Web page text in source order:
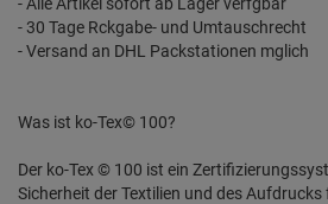
- 30 Tage Rckgabe- und Umtauschrecht
- Versand an DHL Packstationen mglich
Was ist ko-Tex© 100?
Der ko-Tex © 100 ist ein
Sicherheit der Textilien und des Aufdrucks